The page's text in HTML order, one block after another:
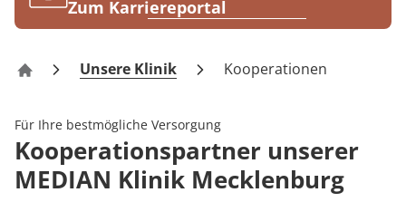
Karriere
Zum Karriereportal
Klinik Mecklenburg
Unsere Klinik Kooperationen
Für Ihre bestmögliche Versorgung
Kooperationspartner unserer
MEDIAN Klinik Mecklenburg